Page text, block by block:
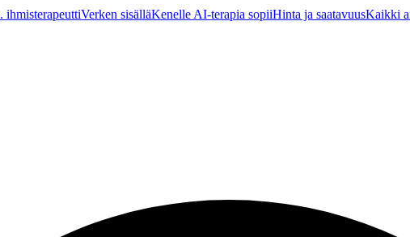
ihmisterapeuttiVerken sisälläKenelle AI-terapia sopiiHinta ja saatavuusKaikki